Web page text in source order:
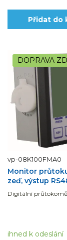
Přidat do
DOPRAVA
vp-08K100FMA0
Monitor
zeď, výstup
Digitální
ihned k odeslání